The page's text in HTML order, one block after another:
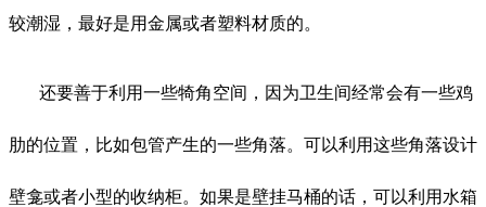
较潮湿，最好是用金属或者塑料材质的。
还要善于利用一些犄角空间，因为卫生间经常会有一些鸡
肋的位置，比如包管产生的一些角落。可以利用这些角落设计
壁龛或者小型的收纳柜。如果是壁挂马桶的话，可以利用水箱